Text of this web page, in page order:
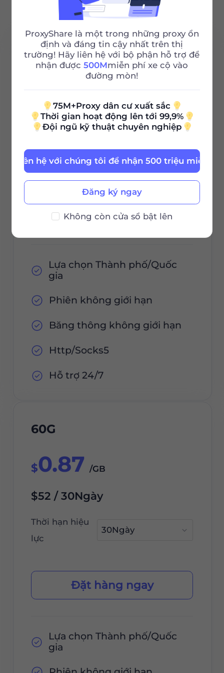
10G
0.9
$9 / 30Ngày
Thời hạn hiệu
lực
Đặt hàng ngay
Lựa chọn Thành phố/Quốc
gia
Phiên không giới hạn
Băng thông không giới hạn
Http/Socks5
Hỗ trợ 24/7
60G
$0.87 /GB
$52 / 30Ngày
Thời hạn hiệu
lực
Đặt hàng ngay
Lựa chọn Thành phố/Quốc
gia
ProxyShare là một trong những proxy ổn
định và đáng tin cậy nhất trên thị
trường! Hãy liên hệ với bộ phận hỗ trợ để
nhận được500Mmiễn phí xe cộ vào
đường mòn!
75M+Proxy dân cư xuất sắc
Thời gian hoạt động lên tới 99,9%
Đội ngũ kỹ thuật chuyên nghiệp
Đăng ký ngay
Liên hệ với chúng tôi để nhận 500 triệu miễn
Không còn cửa sổ bật lên